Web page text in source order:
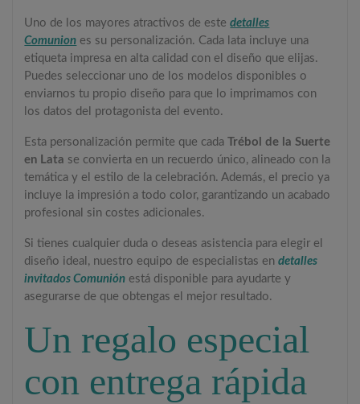
Uno de los mayores atractivos de estedetalles
Comunion es su personalización. Cada lata incluye una
etiqueta impresa en alta calidad con el diseño que elijas.
Puedes seleccionar uno de los modelos disponibles o
enviarnos tu propio diseño para que lo imprimamos con
los datos del protagonista del evento.
Esta personalización permite que cada Trébol de la Suerte
en Lata se convierta en un recuerdo único, alineado con la
temática y el estilo de la celebración. Además, el precio ya
incluye la impresión a todo color, garantizando un acabado
profesional sin costes adicionales.
Si tienes cualquier duda o deseas asistencia para elegir el
diseño ideal, nuestro equipo de especialistas endetalles
invitados Comunión está disponible para ayudarte y
asegurarse de que obtengas el mejor resultado.
Un regalo especial
con entrega rápida